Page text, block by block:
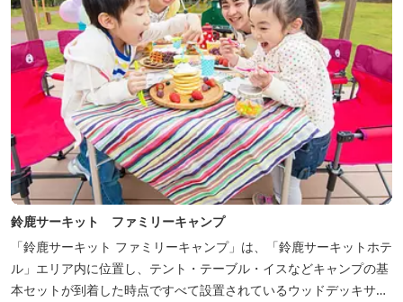
鈴鹿サーキット ファミリーキャンプ
「鈴鹿サーキット ファミリーキャンプ」は、「鈴鹿サーキットホテ
ル」エリア内に位置し、テント・テーブル・イスなどキャンプの基
本セットが到着した時点ですべて設置されているウッドデッキサイ